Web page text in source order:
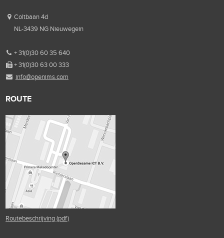
Coltbaan 4d
NL-3439 NG Nieuwegein
+ 31(0)30 60 35 640
+ 31(0)30 63 00 333
info@openims.com
ROUTE
Routebeschrijving (pdf)